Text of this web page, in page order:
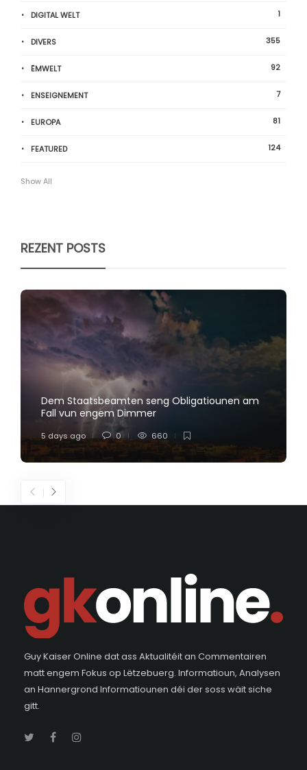
DIGITAL WELT 1
DIVERS 355
ËMWELT 92
ENSEIGNEMENT 7
EUROPA 81
FEATURED 124
Show All
REZENT POSTS
Dem Staatsbeamten seng Obligatiounen am
Fall vun engem Dimmer
5 days ago 0 660
Guy Kaiser Online dat ass Aktualitéit an Commentairen
matt engem Fokus op Lëtzebuerg. Informatioun, Analysen
an Hannergrond Informatiounen déi der soss wäit siche
gitt.